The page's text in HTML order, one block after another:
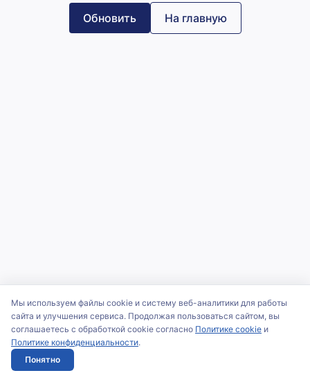
Обновить На главную
Мы используем файлы cookie и систему веб-аналитики для работы
сайта и улучшения сервиса. Продолжая пользоваться сайтом, вы
соглашаетесь с обработкой cookie согласно Политике cookie и
Политике конфиденциальности.
Понятно